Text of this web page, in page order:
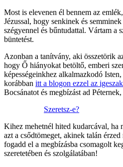
Most is elevenen él bennem az
Jézussal, hogy senkinek és
szégyennel és bűntudattal. Vártam a
büntetést.
Azonban a tanítvány, aki összetörik
hogy Ő hiányokat betöltő, emberi
képességeinkhez alkalmazkodó
korábban itt a blogon ezzel az
Bocsánatot és megbízást ad
Szeretsz-e?
Kihez mehetnél hited kudarcával, ha
azt a csődtömeget, akinek talán
fogadd el a megbízásba csomagolt
szeretetében és szolgálatában!